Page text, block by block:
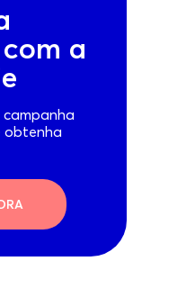
a
campanha
obtenha